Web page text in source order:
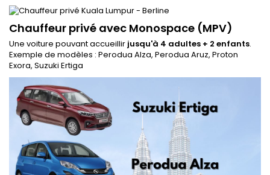
Chauffeur privé avec Monospace (MPV)
Une voiture pouvant accueillir jusqu'à 4 adultes + 2 enfants.
Exemple de modèles : Perodua Alza, Perodua Aruz, Proton
Exora, Suzuki Ertiga